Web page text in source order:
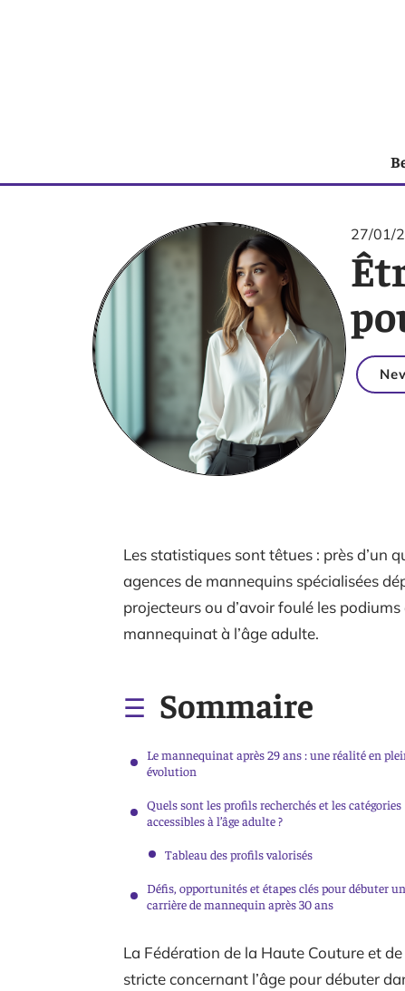
27/01/
Les statistiques sont têtues : près d’un
agences de mannequins spécialisées
projecteurs ou d’avoir foulé les
mannequinat à l’âge adulte.
Sommaire
Le mannequinat après 29 ans : une réalité en
évolution
Quels sont les profils recherchés et les catégories
accessibles à l’âge adulte ?
Tableau des profils valorisés
Défis, opportunités et étapes clés pour débuter
carrière de mannequin après 30 ans
La Fédération de la Haute Couture et
stricte concernant l’âge pour débuter